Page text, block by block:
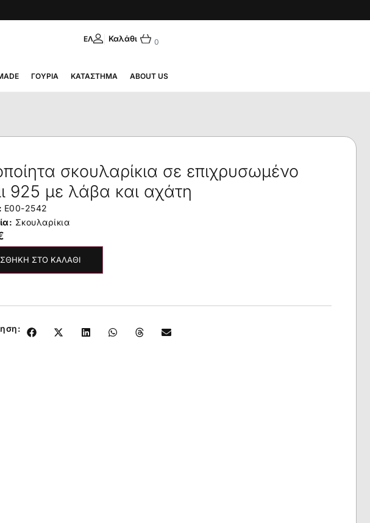
ΕΛΛΗΝΙΚΆ 0
ΓΟΎΡΙΑ ΚΑΤΆΣΤΗΜΑ ABOUT US
σκουλαρίκια σε επιχρυσωμένο
925 με λάβα και αχάτη
E00-2542
Σκουλαρίκια
ΣΤΟ ΚΑΛΆΘΙ